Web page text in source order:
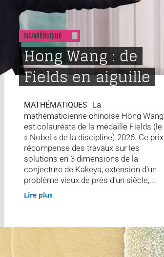
NUMÉRIQUE
Hong Wang : de
Fields en aiguille
MATHÉMATIQUES
La
mathématicienne chinoise Hong Wang
est colauréate de la médaille Fields (le
« Nobel » de la discipline) 2026. Ce prix
récompense des travaux sur les
solutions en 3 dimensions de la
conjecture de Kakeya, extension d’un
problème vieux de près d’un siècle,...
Lire plus